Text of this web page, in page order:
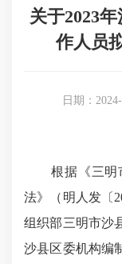
关于2023
作人员
日期：
根据《三明市
法》（明人发〔
组织部三明市沙
沙县区委机构编